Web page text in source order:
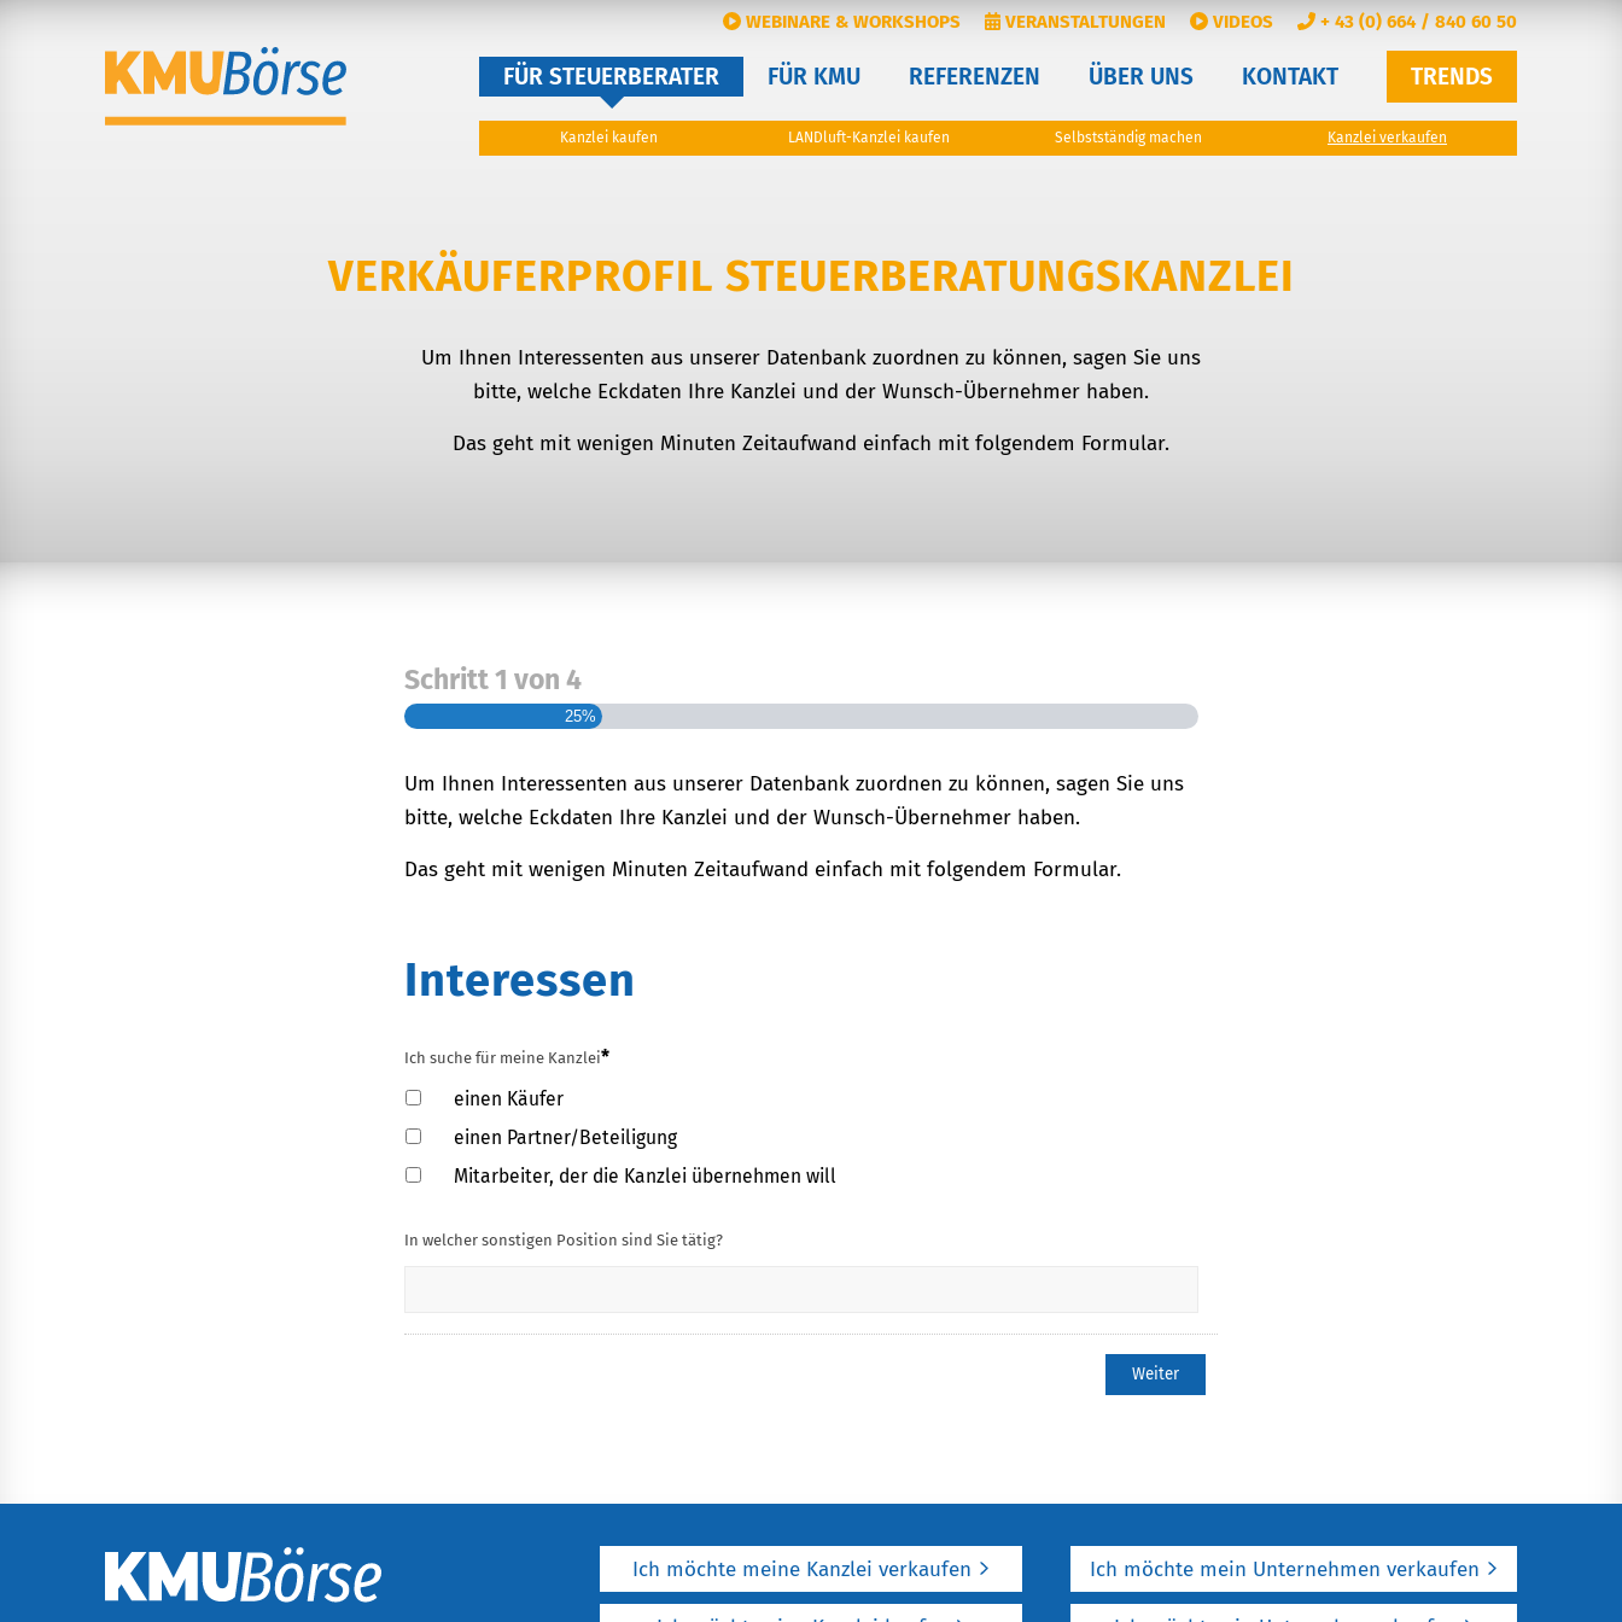
WEBINARE & WORKSHOPS VERANSTALTUNGEN VIDEOS + 43 (0) 664 / 840 60 50
FÜR STEUERBERATER
Kanzlei kaufen LANDluft-Kanzlei kaufen Selbstständig machen Kanzlei verkaufen
FÜR KMU REFERENZEN ÜBER UNS KONTAKT TRENDS
VERKÄUFERPROFIL STEUERBERATUNGSKANZLEI
Um Ihnen Interessenten aus unserer Datenbank zuordnen zu können, sagen Sie uns
bitte, welche Eckdaten Ihre Kanzlei und der Wunsch-Übernehmer haben.
Das geht mit wenigen Minuten Zeitaufwand einfach mit folgendem Formular.
Schritt1 von4
25%
Um Ihnen Interessenten aus unserer Datenbank zuordnen zu können, sagen Sie uns
bitte, welche Eckdaten Ihre Kanzlei und der Wunsch-Übernehmer haben.
Das geht mit wenigen Minuten Zeitaufwand einfach mit folgendem Formular.
Interessen
Ich suche für meine Kanzlei*
einen Käufer
einen Partner/Beteiligung
Mitarbeiter, der die Kanzlei übernehmen will
In welcher sonstigen Position sind Sie tätig?
Weiter
Ich möchte meine Kanzlei verkaufen Ich möchte mein Unternehmen verkaufen